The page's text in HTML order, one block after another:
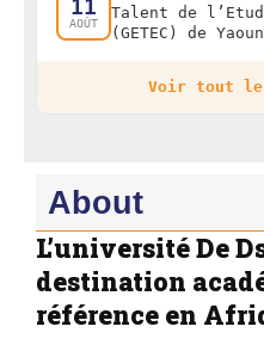
11
AOÛT
Talent de
(GETEC) de
Voir tout
About
L’université De
destination
référence en